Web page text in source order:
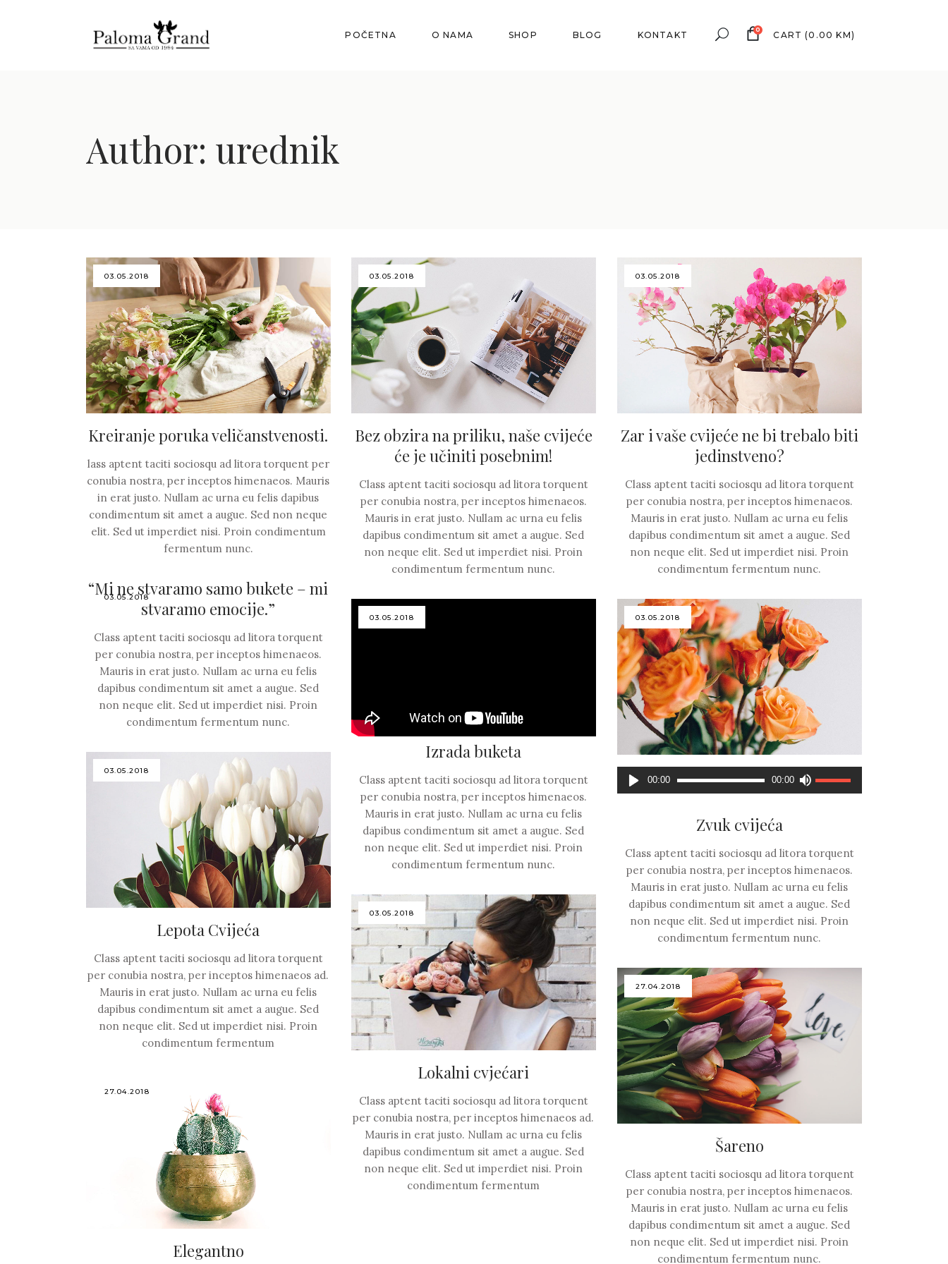
POČETNA O NAMA SHOP BLOG KONTAKT 0 CART (0.00KM)
Author: urednik
03.05.2018
Kreiranje poruka veličanstvenosti.
lass aptent taciti sociosqu ad litora torquent per
conubia nostra, per inceptos himenaeos. Mauris
in erat justo. Nullam ac urna eu felis dapibus
condimentum sit amet a augue. Sed non neque
elit. Sed ut imperdiet nisi. Proin condimentum
fermentum nunc.
03.05.2018
Bez obzira na priliku, naše cvijeće
će je učiniti posebnim!
Class aptent taciti sociosqu ad litora torquent
per conubia nostra, per inceptos himenaeos.
Mauris in erat justo. Nullam ac urna eu felis
dapibus condimentum sit amet a augue. Sed
non neque elit. Sed ut imperdiet nisi. Proin
condimentum fermentum nunc.
03.05.2018
Zar i vaše cvijeće ne bi trebalo biti
jedinstveno?
Class aptent taciti sociosqu ad litora torquent
per conubia nostra, per inceptos himenaeos.
Mauris in erat justo. Nullam ac urna eu felis
dapibus condimentum sit amet a augue. Sed
non neque elit. Sed ut imperdiet nisi. Proin
condimentum fermentum nunc.
03.05.2018
“Mi ne stvaramo samo bukete – mi
stvaramo emocije.”
Class aptent taciti sociosqu ad litora torquent
per conubia nostra, per inceptos himenaeos.
Mauris in erat justo. Nullam ac urna eu felis
dapibus condimentum sit amet a augue. Sed
non neque elit. Sed ut imperdiet nisi. Proin
condimentum fermentum nunc.
03.05.2018
Izrada buketa
Class aptent taciti sociosqu ad litora torquent
per conubia nostra, per inceptos himenaeos.
Mauris in erat justo. Nullam ac urna eu felis
dapibus condimentum sit amet a augue. Sed
non neque elit. Sed ut imperdiet nisi. Proin
condimentum fermentum nunc.
Audio
Player
00:00 00:00
Gore/Dole
ili
smanjivanje
tona.
03.05.2018
Zvuk cvijeća
Class aptent taciti sociosqu ad litora torquent
per conubia nostra, per inceptos himenaeos.
Mauris in erat justo. Nullam ac urna eu felis
dapibus condimentum sit amet a augue. Sed
non neque elit. Sed ut imperdiet nisi. Proin
condimentum fermentum nunc.
03.05.2018
Lepota Cvijeća
Class aptent taciti sociosqu ad litora torquent
per conubia nostra, per inceptos himenaeos ad.
Mauris in erat justo. Nullam ac urna eu felis
dapibus condimentum sit amet a augue. Sed
non neque elit. Sed ut imperdiet nisi. Proin
condimentum fermentum
03.05.2018
Lokalni cvjećari
Class aptent taciti sociosqu ad litora torquent
per conubia nostra, per inceptos himenaeos ad.
Mauris in erat justo. Nullam ac urna eu felis
dapibus condimentum sit amet a augue. Sed
non neque elit. Sed ut imperdiet nisi. Proin
condimentum fermentum
27.04.2018
Šareno
Class aptent taciti sociosqu ad litora torquent
per conubia nostra, per inceptos himenaeos.
Mauris in erat justo. Nullam ac urna eu felis
dapibus condimentum sit amet a augue. Sed
non neque elit. Sed ut imperdiet nisi. Proin
condimentum fermentum nunc.
27.04.2018
Elegantno